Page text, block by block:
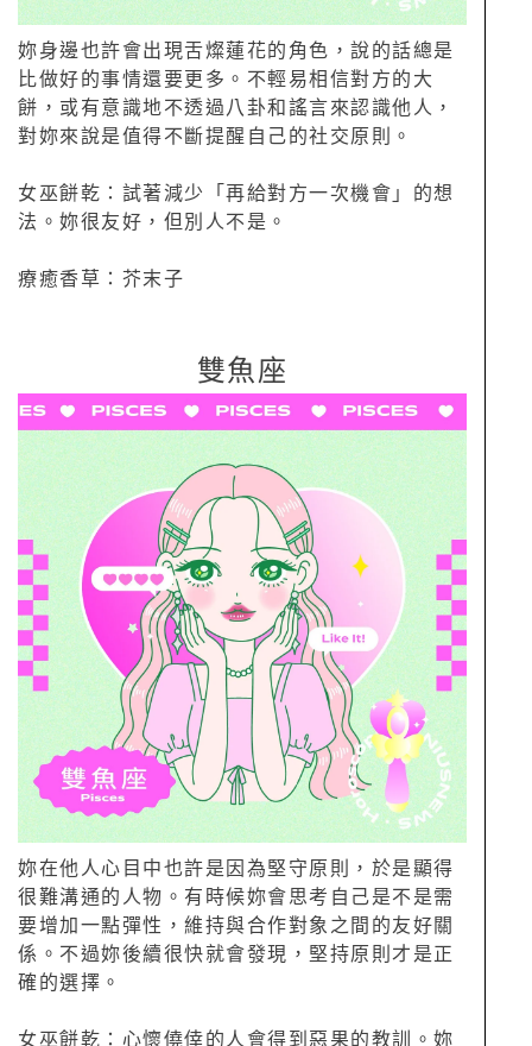
妳身邊也許會出現舌燦蓮花的角色，說的話總是
比做好的事情還要更多。不輕易相信對方的大
餅，或有意識地不透過八卦和謠言來認識他人，
對妳來說是值得不斷提醒自己的社交原則。
女巫餅乾：試著減少「再給對方一次機會」的想
法。妳很友好，但別人不是。
療癒香草：芥末子
雙魚座
妳在他人心目中也許是因為堅守原則，於是顯得
很難溝通的人物。有時候妳會思考自己是不是需
要增加一點彈性，維持與合作對象之間的友好關
係。不過妳後續很快就會發現，堅持原則才是正
確的選擇。
女巫餅乾：心懷僥倖的人會得到惡果的教訓。妳